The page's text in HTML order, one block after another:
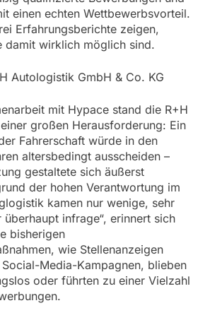
einen echten Wettbewerbsvorteil.
Erfahrungsberichte zeigen,
damit wirklich möglich sind.
Autologistik GmbH & Co. KG
mit Hypace stand die R+H
großen Herausforderung: Ein
Fahrerschaft würde in den
altersbedingt ausscheiden –
gestaltete sich äußerst
der hohen Verantwortung im
kamen nur wenige, sehr
überhaupt infrage“, erinnert sich
bisherigen
wie Stellenanzeigen
Media-Kampagnen, blieben
oder führten zu einer Vielzahl